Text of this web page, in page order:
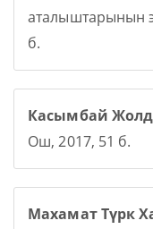
аталыштарынын
б.
Касымбай
Ош, 2017, 51 б.
Махамат Түрк